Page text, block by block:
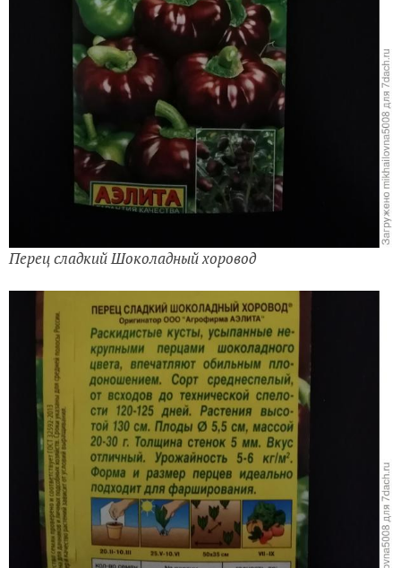
Перец сладкий Шоколадный хоровод